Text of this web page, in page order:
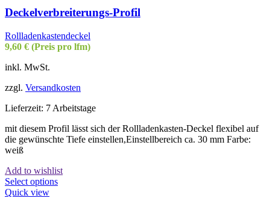
Deckelverbreiterungs-Profil
Rollladenkastendeckel
9,60 € (Preis pro lfm)
inkl. MwSt.
zzgl. Versandkosten
Lieferzeit: 7 Arbeitstage
mit diesem Profil lässt sich der Rollladenkasten-Deckel flexibel auf
die gewünschte Tiefe einstellen,Einstellbereich ca. 30 mm Farbe:
weiß
Add to wishlist
Select options
Quick view